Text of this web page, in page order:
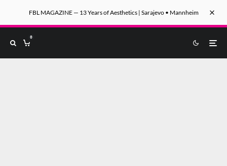
FBL MAGAZINE — 13 Years of Aesthetics | Sarajevo • Mannheim
0